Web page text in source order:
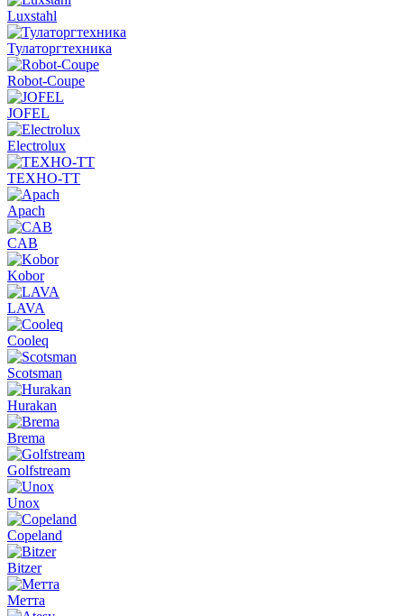
Luxstahl
Тулаторгтехника
Robot-Coupe
JOFEL
Electrolux
ТЕХНО-ТТ
Apach
CAB
Kobor
LAVA
Cooleq
Scotsman
Hurakan
Brema
Golfstream
Unox
Copeland
Bitzer
Метта